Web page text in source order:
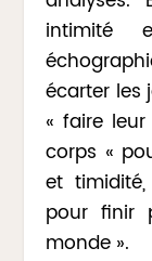
intimité
écarter les
« faire
corps «
et
pour finir
monde ».